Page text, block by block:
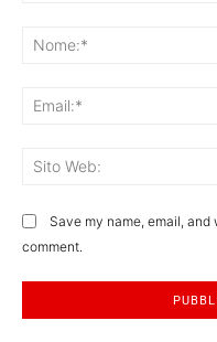
Save my name, email,
comment.